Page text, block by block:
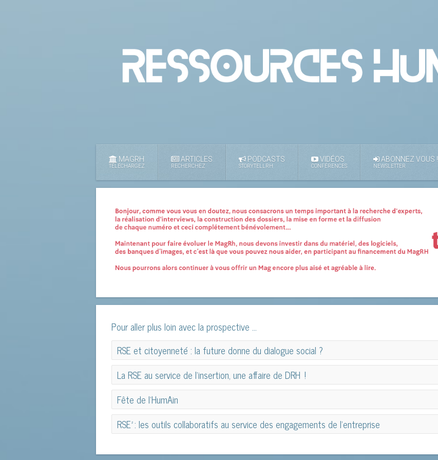
MAGRH
TÉLÉCHARGEZ
ARTICLES
RECHERCHEZ
PODCASTS
STORYTELLRH
VIDÉOS
CONFÉRENCES
ABONNEZ VOUS !
NEWSLETTER
Pour aller plus loin avec la prospective ...
RSE et citoyenneté : la future donne du dialogue social ?
RSE et citoyenneté : la future donne du dialogue social ?
La RSE au service de l’insertion, une affaire de DRH !
La RSE au service de l’insertion, une affaire de DRH !
Fête de l’HumAin
Fête de l’HumAin
RSE² : les outils collaboratifs au service des engagements de l’entreprise